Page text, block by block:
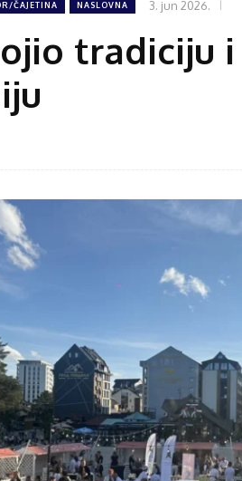
ČAJETINA NASLOVNA 3. jun 2026.
tradiciju i